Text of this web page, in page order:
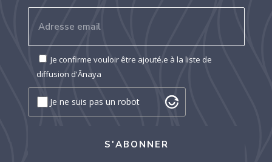
Je confirme vouloir être ajouté.e à la liste de
diffusion d'Ānaya
Je ne suis pas un robot